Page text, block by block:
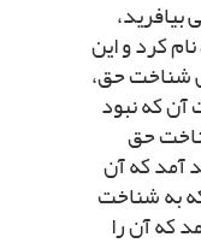
کرد و این
شناخت حق،
که نبود
حق
آمد که آن
به شناخت
که آن را